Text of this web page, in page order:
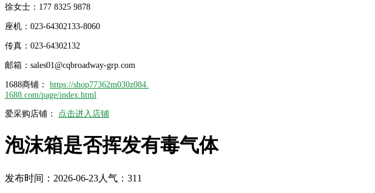
徐女士：177 8325 9878
座机：023-64302133-8060
传真：023-64302132
邮箱：sales01@cqbroadway-grp.com
1688商铺： https://shop77362m030z084.
1688.com/page/index.html
爱采购店铺： 点击进入店铺
泡沫箱是否挥发有毒气体
发布时间：2026-06-23人气：311